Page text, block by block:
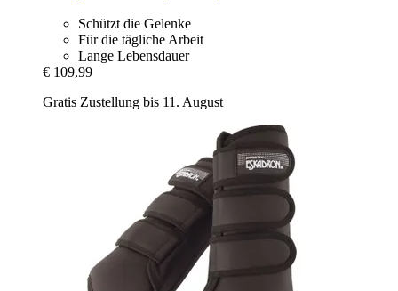
Schützt die Gelenke
Für die tägliche Arbeit
Lange Lebensdauer
€ 109,99
Gratis Zustellung bis 11. August